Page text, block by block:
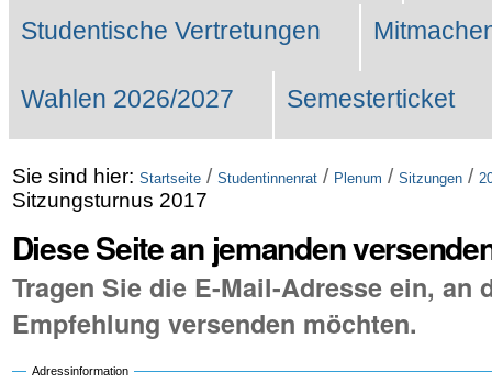
Studentische Vertretungen
Wahlen 2026/2027 Semesterticket
Sie sind hier: Startseite / Studentinnenrat / Plenum / Sitzungen /
Sitzungsturnus 2017
Diese Seite an jemanden
Tragen Sie die E-Mail-Adresse ein, an
Empfehlung versenden möchten.
Adressinformation